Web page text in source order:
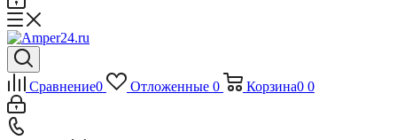
Сравнение0 Отложенные 0 Корзина0 0